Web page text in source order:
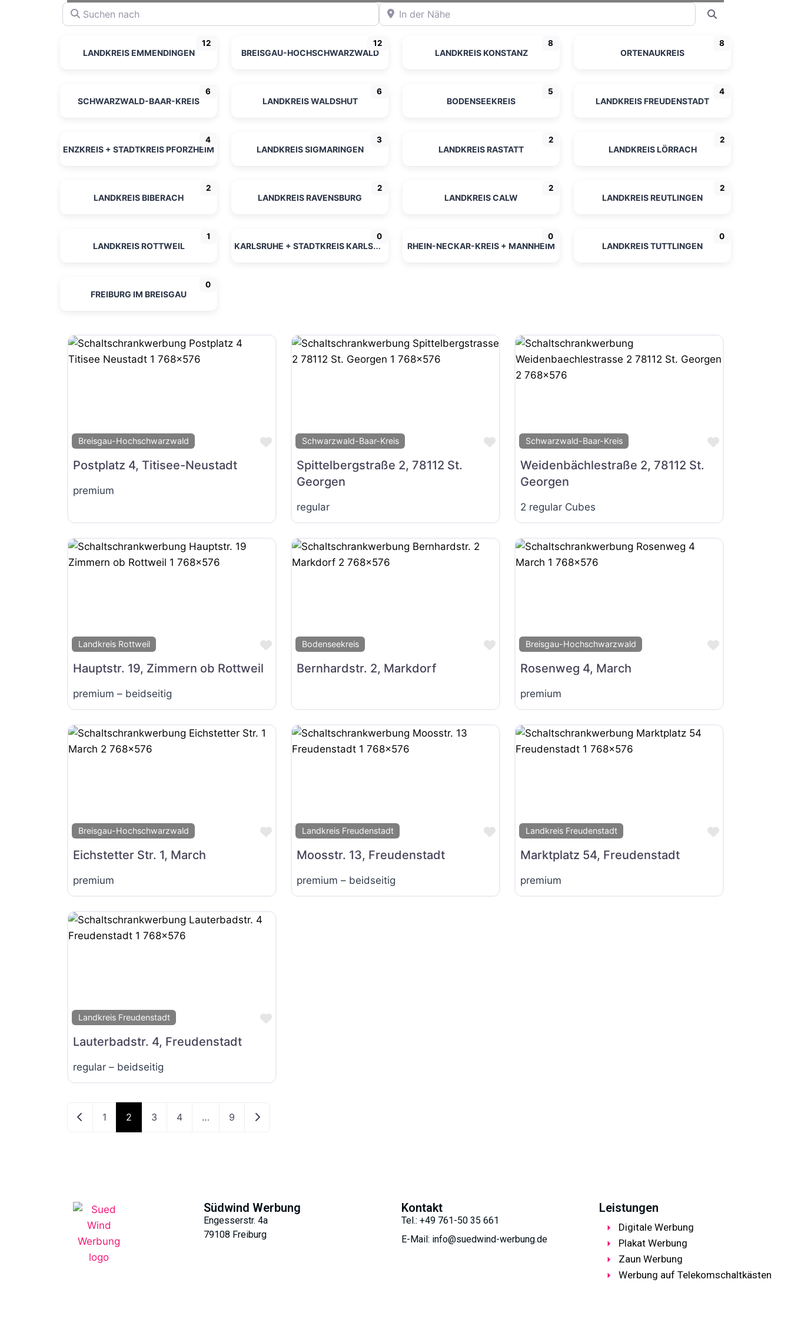
Suchen nach In der Nähe
LANDKREIS EMMENDINGEN
12
BREISGAU-HOCHSCHWARZWALD
12
LANDKREIS KONSTANZ
8
ORTENAUKREIS
8
SCHWARZWALD-BAAR-KREIS
6
LANDKREIS WALDSHUT
6
BODENSEEKREIS
5
LANDKREIS FREUDENSTADT
4
ENZKREIS + STADTKREIS PFORZHEIM
4
LANDKREIS SIGMARINGEN
3
LANDKREIS RASTATT
2
LANDKREIS LÖRRACH
2
LANDKREIS BIBERACH
2
LANDKREIS RAVENSBURG
2
LANDKREIS CALW
2
LANDKREIS REUTLINGEN
2
LANDKREIS ROTTWEIL
1
KARLSRUHE + STADTKREIS KARLSRUHE
0
RHEIN-NECKAR-KREIS + MANNHEIM
0
LANDKREIS TUTTLINGEN
0
FREIBURG IM BREISGAU
0
Breisgau-Hochschwarzwald
Favorit
Postplatz 4, Titisee-Neustadt
premium
Schwarzwald-Baar-Kreis
Favorit
Spittelbergstraße 2, 78112 St.
Georgen
regular
Schwarzwald-Baar-Kreis
Favorit
Weidenbächlestraße 2, 78112 St.
Georgen
2 regular Cubes
Landkreis Rottweil
Favorit
Hauptstr. 19, Zimmern ob Rottweil
premium – beidseitig
Bodenseekreis
Favorit
Bernhardstr. 2, Markdorf
Breisgau-Hochschwarzwald
Favorit
Rosenweg 4, March
premium
Breisgau-Hochschwarzwald
Favorit
Eichstetter Str. 1, March
premium
Landkreis Freudenstadt
Favorit
Moosstr. 13, Freudenstadt
premium – beidseitig
Landkreis Freudenstadt
Favorit
Marktplatz 54, Freudenstadt
premium
Landkreis Freudenstadt
Favorit
Lauterbadstr. 4, Freudenstadt
regular – beidseitig
Neuere Beiträge
1 2 3 4 … 9 Ältere Beiträge
Südwind Werbung
Engesserstr. 4a
79108 Freiburg
Kontakt
Tel.: +49 761-50 35 661
E-Mail: info@suedwind-werbung.de
Leistungen
Digitale Werbung
Plakat Werbung
Zaun Werbung
Werbung auf Telekomschaltkästen